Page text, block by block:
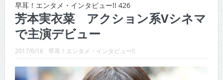
CINEMA×STYLE 289号
CINEMA×STYLE 288号
CINEMA×STYLE 287号
CINEMA×STYLE 286号
早耳！エンタメ・インタビュー!! 426
芳本実衣菜 アクション系Vシネマ
で主演デビュー
2017/6/16 早耳！エンタメ・インタビュー!!